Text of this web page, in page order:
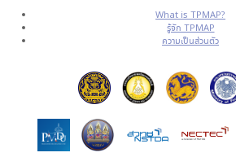
What is TPMAP?
รู้จัก TPMAP
ความเป็นส่วนตัว